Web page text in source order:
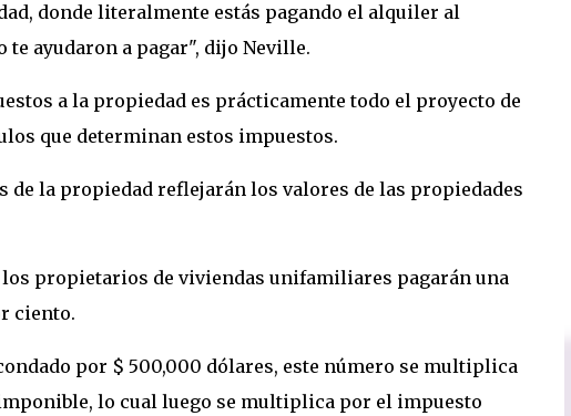
donde literalmente estás pagando el alquiler al
te ayudaron a pagar", dijo Neville.
a la propiedad es prácticamente todo el proyecto de
que determinan estos impuestos.
de la propiedad reflejarán los valores de las propiedades
propietarios de viviendas unifamiliares pagarán una
ciento.
por $ 500,000 dólares, este número se multiplica
lo cual luego se multiplica por el impuesto